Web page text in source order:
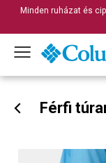
Minden ruházat és
Férfi